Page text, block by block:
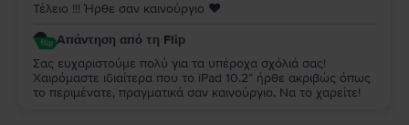
Τέλειο !!! Ήρθε σαν καινούργιο ♥️
Απάντηση από τη Flip
Σας ευχαριστούμε πολύ για τα υπέροχα σχόλιά σας!
Χαιρόμαστε ιδιαίτερα που το iPad 10.2” ήρθε ακριβώς όπως
το περιμένατε, πραγματικά σαν καινούργιο. Να το χαρείτε!